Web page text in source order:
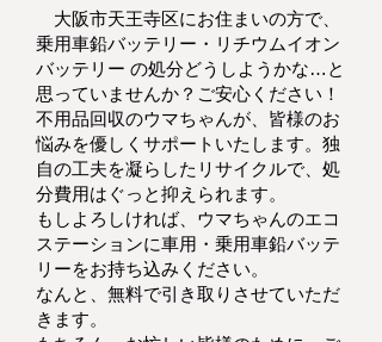
大阪市天王寺区にお住まいの方で、
乗用車鉛バッテリー・リチウムイオン
バッテリー の処分どうしようかな…と
思っていませんか？ご安心ください！
不用品回収のウマちゃんが、皆様のお
悩みを優しくサポートいたします。独
自の工夫を凝らしたリサイクルで、処
分費用はぐっと抑えられます。
もしよろしければ、ウマちゃんのエコ
ステーションに車用・乗用車鉛バッテ
リーをお持ち込みください。
なんと、無料で引き取りさせていただ
きます。